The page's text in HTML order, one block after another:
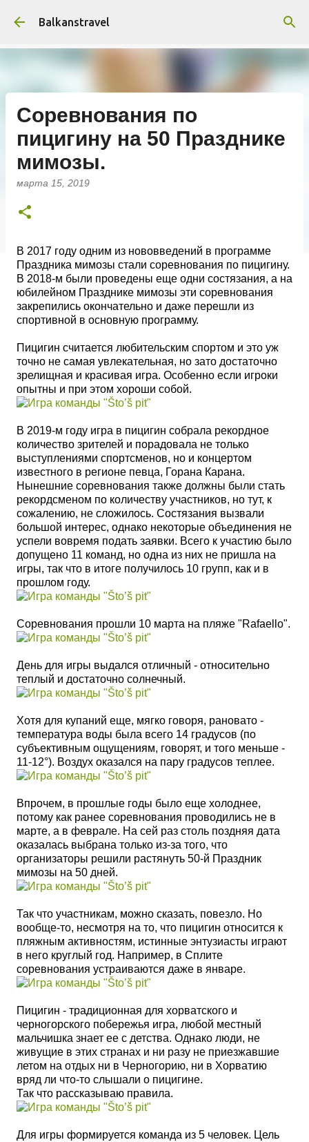
К основному контенту
Balkanstravel
Соревнования по
пицигину на 50 Празднике
мимозы.
марта 15, 2019
В 2017 году одним из нововведений в программе
Праздника мимозы стали соревнования по пицигину.
В 2018-м были проведены еще одни состязания, а на
юбилейном Празднике мимозы эти соревнования
закрепились окончательно и даже перешли из
спортивной в основную программу.
Пицигин считается любительским спортом и это уж
точно не самая увлекательная, но зато достаточно
зрелищная и красивая игра. Особенно если игроки
опытны и при этом хороши собой.
В 2019-м году игра в пицигин собрала рекордное
количество зрителей и порадовала не только
выступлениями спортсменов, но и концертом
известного в регионе певца, Горана Карана.
Нынешние соревнования также должны были стать
рекордсменом по количеству участников, но тут, к
сожалению, не сложилось. Состязания вызвали
большой интерес, однако некоторые объединения не
успели вовремя подать заявки. Всего к участию было
допущено 11 команд, но одна из них не пришла на
игры, так что в итоге получилось 10 групп, как и в
прошлом году.
Соревнования прошли 10 марта на пляже "Rafaello".
День для игры выдался отличный - относительно
теплый и достаточно солнечный.
Хотя для купаний еще, мягко говоря, рановато -
температура воды была всего 14 градусов (по
субъективным ощущениям, говорят, и того меньше -
11-12°). Воздух оказался на пару градусов теплее.
Впрочем, в прошлые годы было еще холоднее,
потому как ранее соревнования проводились не в
марте, а в феврале. На сей раз столь поздняя дата
оказалась выбрана только из-за того, что
организаторы решили растянуть 50-й Праздник
мимозы на 50 дней.
Так что участникам, можно сказать, повезло. Но
вообще-то, несмотря на то, что пицигин относится к
пляжным активностям, истинные энтузиасты играют
в него круглый год. Например, в Сплите
соревнования устраиваются даже в январе.
Пицигин - традиционная для хорватского и
черногорского побережья игра, любой местный
мальчишка знает ее с детства. Однако люди, не
живущие в этих странах и ни разу не приезжавшие
летом на отдых ни в Черногорию, ни в Хорватию
вряд ли что-то слышали о пицигине.
Так что рассказываю правила.
Для игры формируется команда из 5 человек. Цель